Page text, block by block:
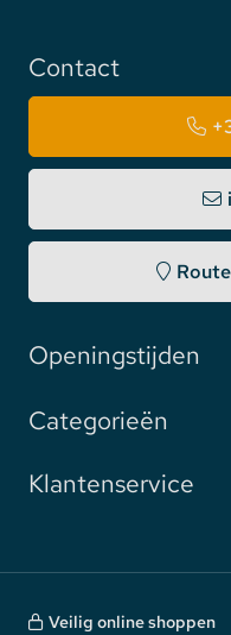
Contact
Openingstijden
Categorieën
Klantenservice
Veilig online shoppen